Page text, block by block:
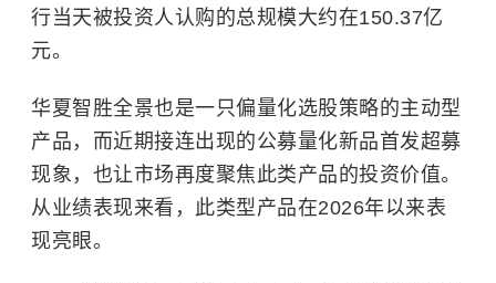
行当天被投资人认购的总规模大约在150.37亿
元。
华夏智胜全景也是一只偏量化选股策略的主动型
产品，而近期接连出现的公募量化新品首发超募
现象，也让市场再度聚焦此类产品的投资价值。
从业绩表现来看，此类型产品在2026年以来表
现亮眼。